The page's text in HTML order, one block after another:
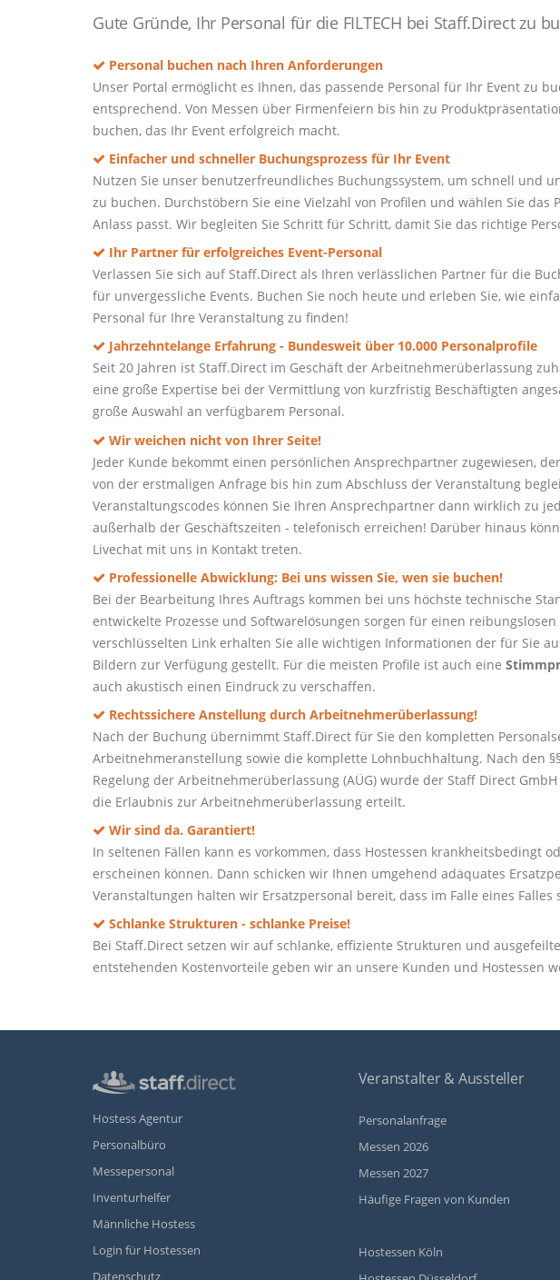
Gute Gründe, Ihr Personal für die FILTECH bei Staff.Direct zu
Personal buchen nach Ihren Anforderungen
Unser Portal ermöglicht es Ihnen, das passende Personal für Ihr Event zu
entsprechend. Von Messen über Firmenfeiern bis hin zu
buchen, das Ihr Event erfolgreich macht.
Einfacher und schneller Buchungsprozess für Ihr Event
Nutzen Sie unser benutzerfreundliches Buchungssystem, um schnell und
zu buchen. Durchstöbern Sie eine Vielzahl von Profilen und wählen Sie das
Anlass passt. Wir begleiten Sie Schritt für Schritt, damit Sie das richtige
Ihr Partner für erfolgreiches Event-Personal
Verlassen Sie sich auf Staff.Direct als Ihren verlässlichen Partner für die
für unvergessliche Events. Buchen Sie noch heute und erleben Sie, wie
Personal für Ihre Veranstaltung zu finden!
Jahrzehntelange Erfahrung - Bundesweit über 10.000 Personalprofile
Seit 20 Jahren ist Staff.Direct im Geschäft der Arbeitnehmerüberlassung
eine große Expertise bei der Vermittlung von kurzfristig Beschäftigten
große Auswahl an verfügbarem Personal.
Wir weichen nicht von Ihrer Seite!
Jeder Kunde bekommt einen persönlichen Ansprechpartner zugewiesen,
von der erstmaligen Anfrage bis hin zum Abschluss der Veranstaltung
Veranstaltungscodes können Sie Ihren Ansprechpartner dann wirklich zu
außerhalb der Geschäftszeiten - telefonisch erreichen! Darüber hinaus
Livechat mit uns in Kontakt treten.
Professionelle Abwicklung: Bei uns wissen Sie, wen sie buchen!
Bei der Bearbeitung Ihres Auftrags kommen bei uns höchste technische
entwickelte Prozesse und Softwarelösungen sorgen für einen
verschlüsselten Link erhalten Sie alle wichtigen Informationen der für Sie
Bildern zur Verfügung gestellt. Für die meisten Profile ist auch eine
auch akustisch einen Eindruck zu verschaffen.
Rechtssichere Anstellung durch Arbeitnehmerüberlassung!
Nach der Buchung übernimmt Staff.Direct für Sie den kompletten
Arbeitnehmeranstellung sowie die komplette Lohnbuchhaltung. Nach den
Regelung der Arbeitnehmerüberlassung (AÜG) wurde der Staff Direct
die Erlaubnis zur Arbeitnehmerüberlassung erteilt.
Wir sind da. Garantiert!
In seltenen Fällen kann es vorkommen, dass Hostessen krankheitsbedingt
erscheinen können. Dann schicken wir Ihnen umgehend adäquates
Veranstaltungen halten wir Ersatzpersonal bereit, dass im Falle eines
Schlanke Strukturen - schlanke Preise!
Bei Staff.Direct setzen wir auf schlanke, effiziente Strukturen und
entstehenden Kostenvorteile geben wir an unsere Kunden und Hostessen
Hostess Agentur
Personalbüro
Messepersonal
Inventurhelfer
Männliche Hostess
Login für Hostessen
Datenschutz
Veranstalter & Aussteller
Personalanfrage
Messen 2026
Messen 2027
Häufige Fragen von Kunden
Hostessen Köln